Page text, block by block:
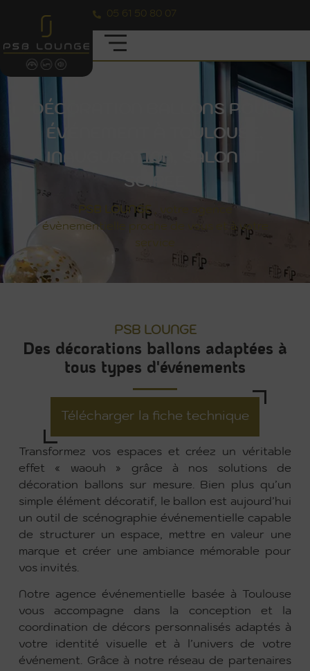
05 61 50 80 07
DÉCORATION BALLONS POUR
ÉVÉNEMENT À TOULOUSE,
INAUGURATION, SALON ET
SOIRÉE
PSB LOUNGE, votre agence
évènementielle proche de vous et à votre
service
PSB LOUNGE
Des décorations ballons adaptées à
tous types d'événements
Télécharger la fiche technique
Transformez vos espaces et créez un véritable
effet « waouh » grâce à nos solutions de
décoration ballons sur mesure. Bien plus qu’un
simple élément décoratif, le ballon est aujourd’hui
un outil de scénographie événementielle capable
de structurer un espace, mettre en valeur une
marque et créer une ambiance mémorable pour
vos invités.
Notre agence événementielle basée à Toulouse
vous accompagne dans la conception et la
coordination de décors personnalisés adaptés à
votre identité visuelle et à l’univers de votre
événement. Grâce à notre réseau de partenaires